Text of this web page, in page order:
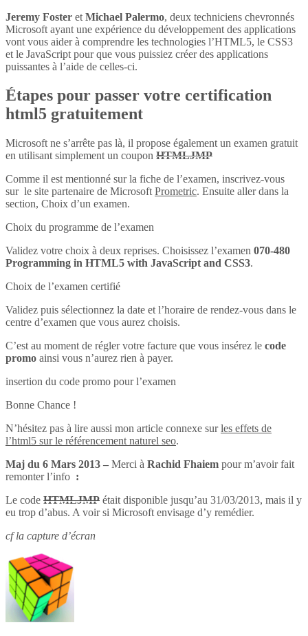
Jeremy Foster et Michael Palermo, deux techniciens chevronnés
Microsoft ayant une expérience du développement des applications
vont vous aider à comprendre les technologies l’HTML5, le CSS3
et le JavaScript pour que vous puissiez créer des applications
puissantes à l’aide de celles-ci.
Étapes pour passer votre certification
html5 gratuitement
Microsoft ne s’arrête pas là, il propose également un examen gratuit
en utilisant simplement un coupon HTMLJMP
Comme il est mentionné sur la fiche de l’examen, inscrivez-vous
sur le site partenaire de Microsoft Prometric. Ensuite aller dans la
section, Choix d’un examen.
Choix du programme de l’examen
Validez votre choix à deux reprises. Choisissez l’examen 070-480
Programming in HTML5 with JavaScript and CSS3.
Choix de l’examen certifié
Validez puis sélectionnez la date et l’horaire de rendez-vous dans le
centre d’examen que vous aurez choisis.
C’est au moment de régler votre facture que vous insérez le code
promo ainsi vous n’aurez rien à payer.
insertion du code promo pour l’examen
Bonne Chance !
N’hésitez pas à lire aussi mon article connexe surles effets de
l’html5 sur le référencement naturel seo.
Maj du 6 Mars 2013 – Merci à Rachid Fhaiem pour m’avoir fait
remonter l’info :
Le code HTMLJMP était disponible jusqu’au 31/03/2013, mais il y
eu trop d’abus. A voir si Microsoft envisage d’y remédier.
cf la capture d’écran